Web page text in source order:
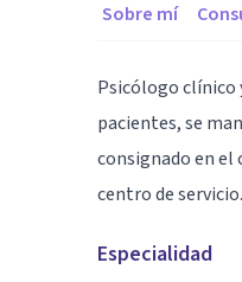
Sobre mí
Psicólogo clínico
pacientes, se
consignado en el
centro de
Especialidad